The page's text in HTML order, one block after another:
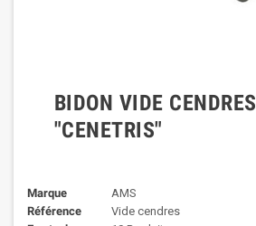
BIDON VIDE CENDRES
"CENETRIS"
Marque
AMS
Référence
Vide cendres